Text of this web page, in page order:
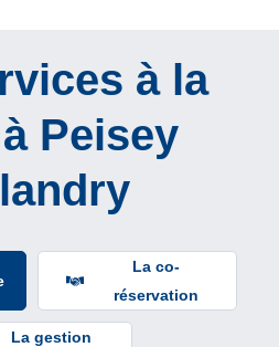
à la
Peisey
La co-
réservation
La gestion